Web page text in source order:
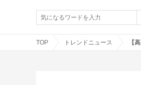
TOP トレンドニュース